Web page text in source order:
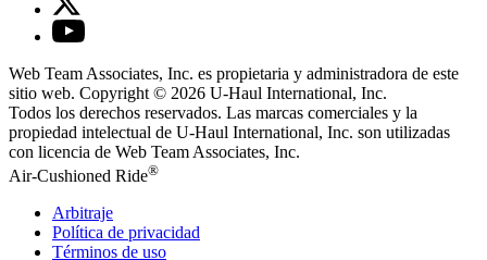
Web Team Associates, Inc. es propietaria y administradora de este
sitio web. Copyright © 2026 U-Haul International, Inc.
Todos los derechos reservados. Las marcas comerciales y la
propiedad intelectual de U-Haul International, Inc. son utilizadas
con licencia de Web Team Associates, Inc.
Air-Cushioned Ride®
Arbitraje
Política de privacidad
Términos de uso